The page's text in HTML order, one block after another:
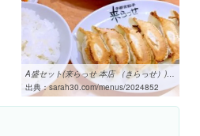
A盛セット(来らっせ 本店 （きらっせ）)の口コミ一覧 | おいしい一皿が ...
出典：sarah30.com/menus/2024852